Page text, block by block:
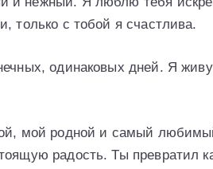
только с тобой я счастлива.
одинаковых дней. Я
мой родной и самый
радость. Ты превратил